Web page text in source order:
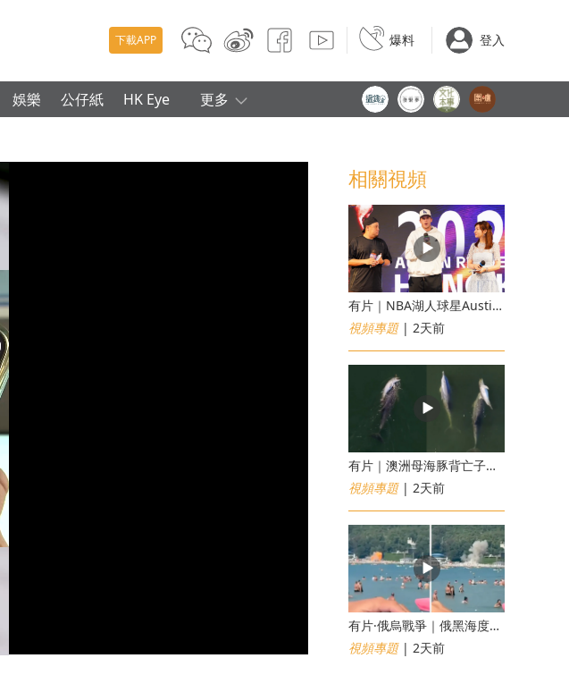
下載APP 爆料 登入
娛樂 公仔紙 HK Eye 更多
相關視頻
有片｜NBA湖人球星Austin Reaves訪港 修頓與青少年交流球技
視頻專題| 2天前
有片｜澳洲母海豚背亡子漂流6日不願離開 專家：極度悲傷下的哀悼行為
視頻專題| 2天前
​有片·俄烏戰爭｜俄黑海度假海灘遇無人機襲擊釀7死40傷 俄烏各執一詞
視頻專題| 2天前